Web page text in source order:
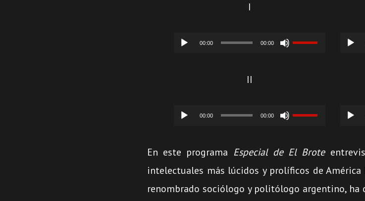
I
Reproductor
00:00 00:00
Utiliza
flecha
para
aumentar
o
II
Reproductor
audio
00:00 00:00
Utiliza
teclas
de
flecha
audio
En este programa Especial de El Brote
intelectuales más lúcidos y prolíficos de
renombrado sociólogo y politólogo argentino, ha